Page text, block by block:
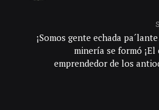
¡Somos gente echada
minería se formó
emprendedor de los